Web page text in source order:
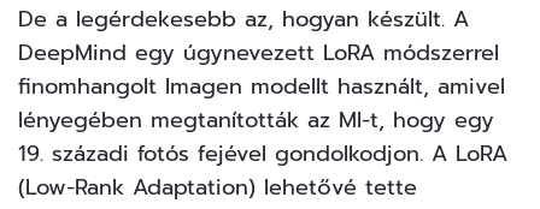
De a legérdekesebb az, hogyan készült. A
DeepMind egy úgynevezett LoRA módszerrel
finomhangolt Imagen modellt használt, amivel
lényegében megtanították az MI-t, hogy egy
19. századi fotós fejével gondolkodjon. A LoRA
(Low-Rank Adaptation) lehetővé tette